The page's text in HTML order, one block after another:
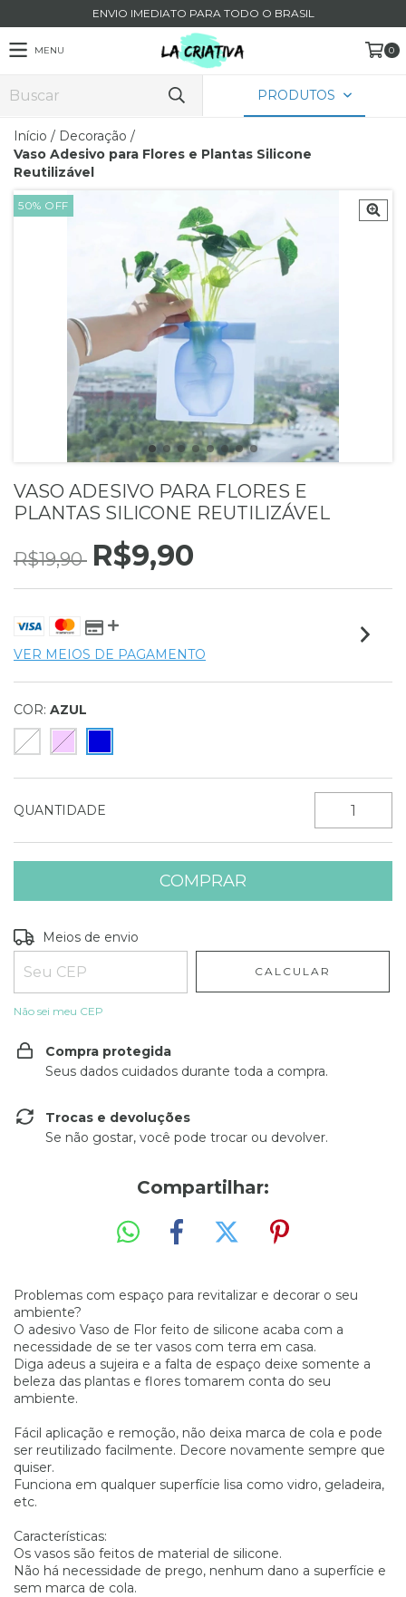
ENVIO IMEDIATO PARA TODO O BRASIL
MENU 0
PRODUTOS
Início / Decoração /
Vaso Adesivo para Flores e Plantas Silicone
Reutilizável
50% OFF
VASO ADESIVO PARA FLORES E
PLANTAS SILICONE REUTILIZÁVEL
R$19,90 R$9,90
VER MEIOS DE PAGAMENTO
COR: AZUL
QUANTIDADE
Entregas para o CEP:
Meios de envio
CALCULAR
Não sei meu CEP
Compra protegida
Seus dados cuidados durante toda a compra.
Trocas e devoluções
Se não gostar, você pode trocar ou devolver.
Compartilhar:
Problemas com espaço para revitalizar e decorar o seu
ambiente?
O adesivo Vaso de Flor feito de silicone acaba com a
necessidade de se ter vasos com terra em casa.
Diga adeus a sujeira e a falta de espaço deixe somente a
beleza das plantas e flores tomarem conta do seu
ambiente.
Fácil aplicação e remoção, não deixa marca de cola e pode
ser reutilizado facilmente. Decore novamente sempre que
quiser.
Funciona em qualquer superfície lisa como vidro, geladeira,
etc.
Características:
Os vasos são feitos de material de silicone.
Não há necessidade de prego, nenhum dano a superfície e
sem marca de cola.